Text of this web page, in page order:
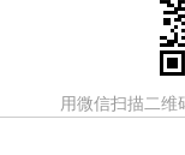
用微信扫描二维